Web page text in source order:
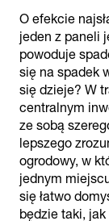
O efekcie
jeden z paneli
powoduje
się na spadek
się dzieje? W
centralnym
ze sobą
lepszego
ogrodowy, w
jednym
się łatwo
będzie taki,